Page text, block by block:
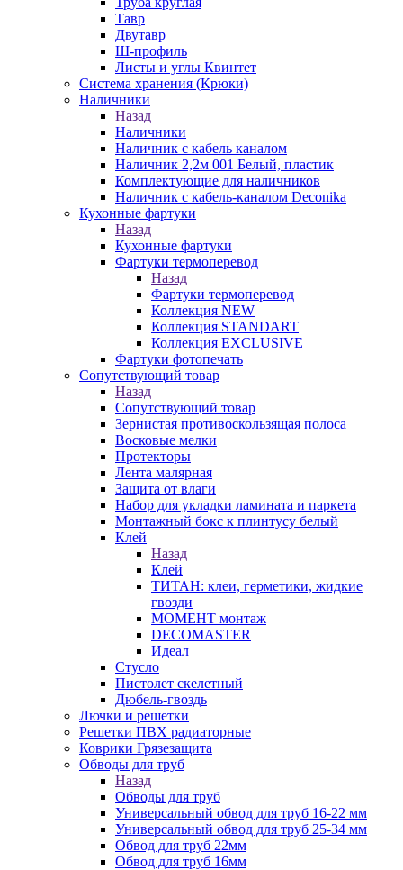
Тавр
Двутавр
Ш-профиль
Листы и углы Квинтет
Система хранения (Крюки)
Наличники
Назад
Наличники
Наличник с кабель каналом
Наличник 2,2м 001 Белый, пластик
Комплектующие для наличников
Наличник с кабель-каналом Deconika
Кухонные фартуки
Назад
Кухонные фартуки
Фартуки термоперевод
Назад
Фартуки термоперевод
Коллекция NEW
Коллекция STANDART
Коллекция EXCLUSIVE
Фартуки фотопечать
Сопутствующий товар
Назад
Сопутствующий товар
Зернистая противоскользящая полоса
Восковые мелки
Протекторы
Лента малярная
Защита от влаги
Набор для укладки ламината и паркета
Монтажный бокс к плинтусу белый
Клей
Назад
Клей
ТИТАН: клеи, герметики, жидкие
гвозди
МОМЕНТ монтаж
DECOMASTER
Идеал
Стусло
Пистолет скелетный
Дюбель-гвоздь
Лючки и решетки
Решетки ПВХ радиаторные
Коврики Грязезащита
Обводы для труб
Назад
Обводы для труб
Универсальный обвод для труб 16-22 мм
Универсальный обвод для труб 25-34 мм
Обвод для труб 22мм
Обвод для труб 16мм